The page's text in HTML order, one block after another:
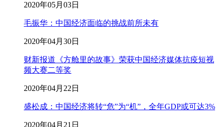
2020年05月03日
毛振华：中国经济面临的挑战前所未有
2020年04月30日
财新报道《方舱里的故事》荣获中国经济媒体抗疫短视
频大赛二等奖
2020年04月22日
盛松成：中国经济将转“危”为“机”，全年GDP或可达3%
2020年04月21日